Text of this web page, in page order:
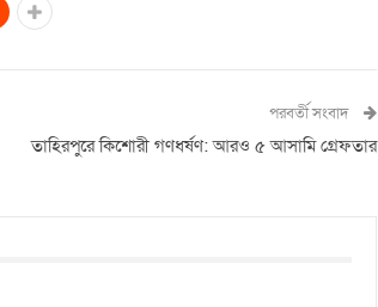
পরবর্তী সংবাদ
তাহিরপুরে কিশোরী গণধর্ষণ: আরও ৫ আসামি গ্রেফতার